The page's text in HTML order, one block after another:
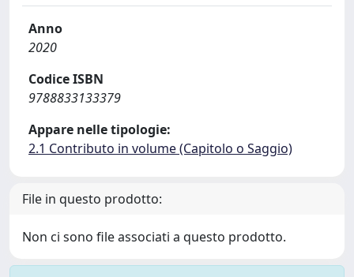
Anno
2020
Codice ISBN
9788833133379
Appare nelle tipologie:
2.1 Contributo in volume (Capitolo o Saggio)
File in questo prodotto:
Non ci sono file associati a questo prodotto.